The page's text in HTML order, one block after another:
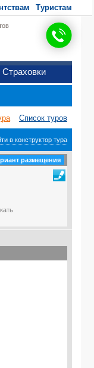
Туристам
Страховки
Список туров
в конструктор тура
размещения